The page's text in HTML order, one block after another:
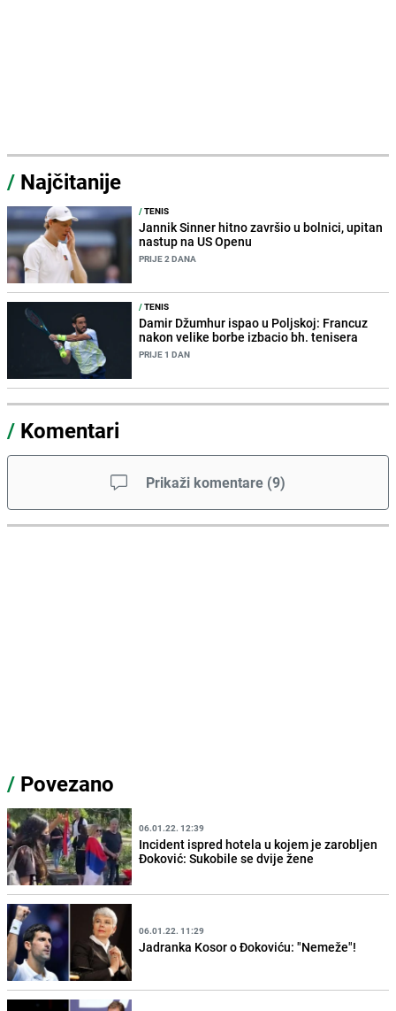
/ Najčitanije
/TENIS
Jannik Sinner hitno završio u bolnici, upitan
nastup na US Openu
PRIJE 2 DANA
/TENIS
Damir Džumhur ispao u Poljskoj: Francuz
nakon velike borbe izbacio bh. tenisera
PRIJE 1 DAN
/ Komentari
Prikaži komentare (9)
/ Povezano
06.01.22. 12:39
Incident ispred hotela u kojem je zarobljen
Đoković: Sukobile se dvije žene
06.01.22. 11:29
Jadranka Kosor o Đokoviću: "Nemeže"!